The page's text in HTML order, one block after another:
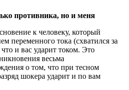
противника, но и меня
к человеку, который
переменного тока (схватился за
и вас ударит током. Это
весьма
о том, что при тесном
шокера ударит и по вам